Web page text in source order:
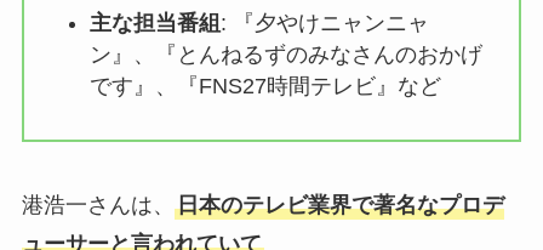
主な担当番組 : 『夕やけニャンニャ
ン』、『とんねるずのみなさんのおかげ
です』、『FNS27時間テレビ』など
港浩一さんは、 日本のテレビ業界で著名なプロデ
ューサーと言われていて